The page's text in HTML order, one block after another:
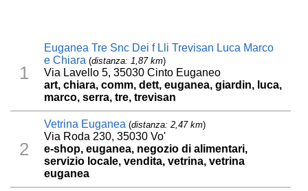
1
Euganea Tre Snc Dei f Lli Trevisan Luca Marco
e Chiara (distanza: 1,87 km)
Via Lavello 5, 35030 Cinto Euganeo
art, chiara, comm, dett, euganea, giardin, luca,
marco, serra, tre, trevisan
2
Vetrina Euganea (distanza: 2,47 km)
Via Roda 230, 35030 Vo'
e-shop, euganea, negozio di alimentari,
servizio locale, vendita, vetrina, vetrina
euganea